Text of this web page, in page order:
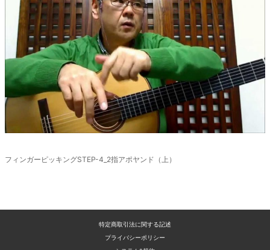
フィンガーピッキングSTEP-4_2指アポヤンド（上）
特定商取引法に関する記述
プライバシーポリシー